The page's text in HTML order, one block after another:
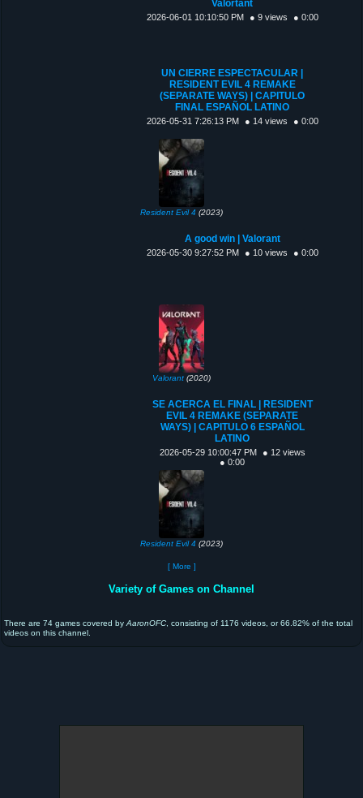
Valortant
2026-06-01 10:10:50 PM ● 9 views ● 0:00
UN CIERRE ESPECTACULAR |
RESIDENT EVIL 4 REMAKE
(SEPARATE WAYS) | CAPITULO
FINAL ESPAÑOL LATINO
2026-05-31 7:26:13 PM ● 14 views ● 0:00
Resident Evil 4 (2023)
A good win | Valorant
2026-05-30 9:27:52 PM ● 10 views ● 0:00
Valorant(2020)
SE ACERCA EL FINAL | RESIDENT
EVIL 4 REMAKE (SEPARATE
WAYS) | CAPITULO 6 ESPAÑOL
LATINO
2026-05-29 10:00:47 PM
● 12 views
● 0:00
Resident Evil 4 (2023)
[ More ]
Variety of Games on Channel
There are 74 games covered by AaronOFC , consisting of 1176 videos, or 66.82% of the total
videos on this channel.